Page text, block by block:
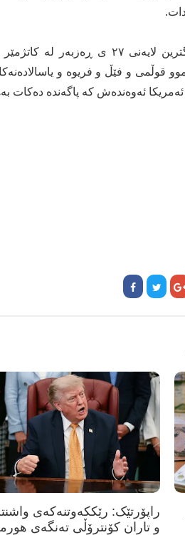
قوڵمی و فێڵ و فریوە و
ئەوەندەش کە پاگەندە دەکات
راپۆرتێک: رێککەوتنەکەی
و تاران کۆنترۆڵی تەنگەی